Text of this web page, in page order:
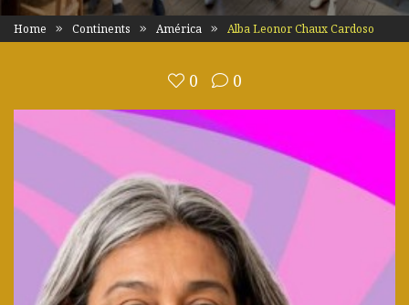
Home Continents América Alba Leonor Chaux Cardoso
0 0